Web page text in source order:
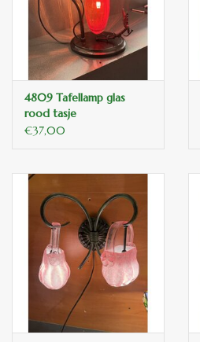
ANTIEK , Curiosa en
Replica's
Cadeau artikelen
Winkel decoratie
4809 Tafellamp glas
rood tasje
€37,00